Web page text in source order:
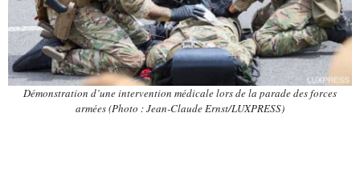
Démonstration d’une intervention médicale lors de la parade des forces
armées (Photo : Jean-Claude Ernst/LUXPRESS)